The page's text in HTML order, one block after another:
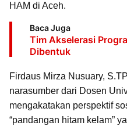
HAM di Aceh.
Baca Juga
Tim Akselerasi
Dibentuk
Firdaus Mirza Nusuary,
narasumber dari Dosen
mengakatakan perspektif
“pandangan hitam kelam”